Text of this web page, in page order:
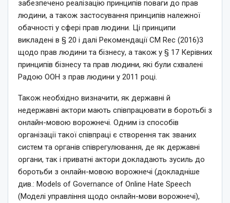
забезпечено реалізацію принципів поваги до прав
людини, а також застосування принципів належної
обачності у сфері прав людини. Ці принципи
викладені в § 20 і далі Рекомендації CM Rec (2016)3
щодо прав людини та бізнесу, а також у § 17 Керівних
принципів бізнесу та прав людини, які були схвалені
Радою ООН з прав людини у 2011 році.
Також необхідно визначити, як державні й
недержавні актори мають співпрацювати в боротьбі з
онлайн-мовою ворожнечі. Одним із способів
організації такої співпраці є створення так званих
систем та органів співрегулювання, де як державні
органи, так і приватні актори докладають зусиль до
боротьби з онлайн-мовою ворожнечі (докладніше
див.: Models of Governance of Online Hate Speech
(Моделі управління щодо онлайн-мови ворожнечі),